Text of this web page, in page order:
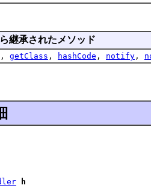
継承されたメソッド
, getClass , hashCode , notify ,
h